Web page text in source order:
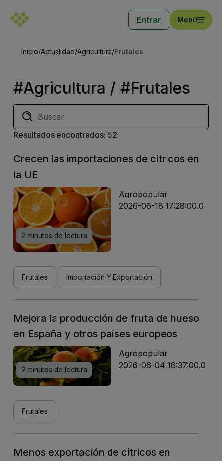
Entrar Menú
Inicio/Actualidad/Agricultura/Frutales
#Agricultura / #Frutales
Resultados encontrados: 52
Crecen las importaciones de cítricos en
la UE
2 minutos de lectura
Agropopular
2026-06-18 17:28:00.0
Frutales Importación Y Exportación
Mejora la producción de fruta de hueso
en España y otros países europeos
2 minutos de lectura
Agropopular
2026-06-04 16:37:00.0
Frutales
Menos exportación de cítricos en